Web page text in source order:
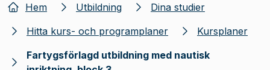
Hem Utbildning
Dina studier
Hitta kurs- och programplaner
Kursplaner
Fartygsförlagd utbildning med nautisk